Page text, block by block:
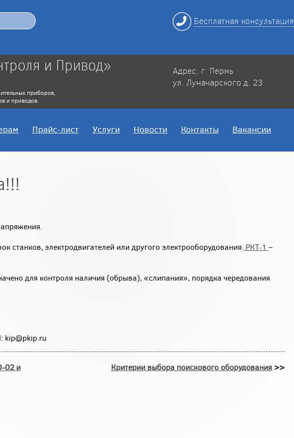
Бесплатная консультация
и Привод»
приборов,
и приводов.
Адрес: г. Пермь
ул. Луначарского д. 23
Прайс-лист Услуги Новости Контакты Вакансии
станков, электродвигателей или другого электрооборудования. РКТ-1 –
для контроля наличия (обрыва), «слипания», порядка чередования
kip@pkip.ru
02 и
Критерии выбора поискового оборудования >>